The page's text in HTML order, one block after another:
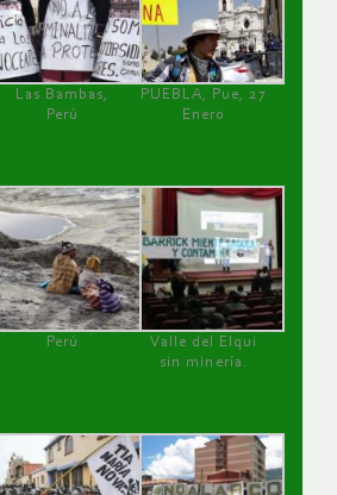
Las Bambas,
Perú
PUEBLA, Pue, 27
Enero
Perú
Valle del Elqui
sin minería.